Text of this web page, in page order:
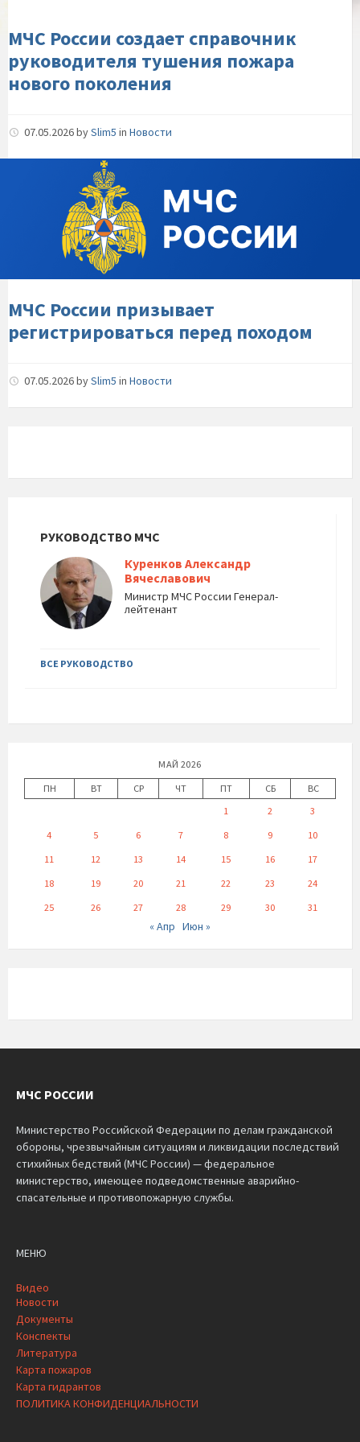
нового-
поколения
МЧС России создает справочник
руководителя тушения пожара
нового поколения
07.05.2026bySlim5 in Новости
России-
призывает-
регистрироваться-
перед-
МЧС России призывает
регистрироваться перед походом
07.05.2026bySlim5 in Новости
РУКОВОДСТВО МЧС
Куренков Александр
Вячеславович
Министр МЧС России Генерал-
лейтенант
ВСЕ РУКОВОДСТВО
МАЙ 2026
ПН
ВТ СР ЧТ ПТ СБ
ВС
1
2
3
4
5 6 7 8 9
10
11
12 13 14 15 16
17
18
19 20 21 22 23
24
25
26 27 28 29 30 31
« Апр Июн »
МЧС РОССИИ
Министерство Российской Федерации по делам гражданской
обороны, чрезвычайным ситуациям и ликвидации последствий
стихийных бедствий (МЧС России) — федеральное
министерство, имеющее подведомственные аварийно-
спасательные и противопожарную службы.
МЕНЮ
Видео
Новости
Документы
Конспекты
Литература
Карта пожаров
Карта гидрантов
ПОЛИТИКА КОНФИДЕНЦИАЛЬНОСТИ